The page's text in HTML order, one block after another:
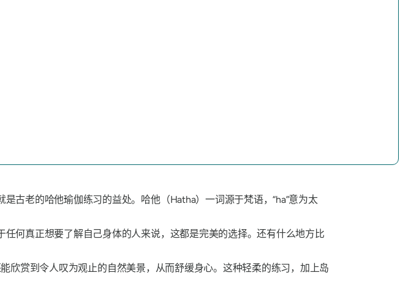
古老的哈他瑜伽练习的益处。哈他（Hatha）一词源于梵语，“ha”意为太
何真正想要了解自己身体的人来说，这都是完美的选择。还有什么地方比
欣赏到令人叹为观止的自然美景，从而舒缓身心。这种轻柔的练习，加上岛